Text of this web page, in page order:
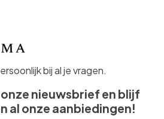
bij al je vragen.
nieuwsbrief en blijf
al onze aanbiedingen!